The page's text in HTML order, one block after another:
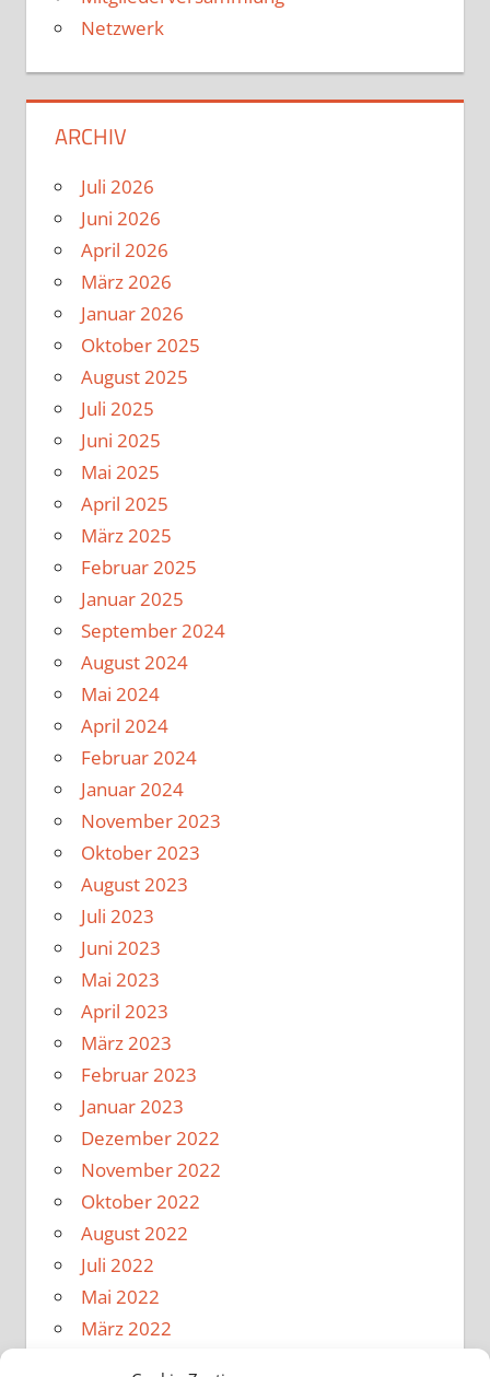
Netzwerk
ARCHIV
Juli 2026
Juni 2026
April 2026
März 2026
Januar 2026
Oktober 2025
August 2025
Juli 2025
Juni 2025
Mai 2025
April 2025
März 2025
Februar 2025
Januar 2025
September 2024
August 2024
Mai 2024
April 2024
Februar 2024
Januar 2024
November 2023
Oktober 2023
August 2023
Juli 2023
Juni 2023
Mai 2023
April 2023
März 2023
Februar 2023
Januar 2023
Dezember 2022
November 2022
Oktober 2022
August 2022
Juli 2022
Mai 2022
März 2022